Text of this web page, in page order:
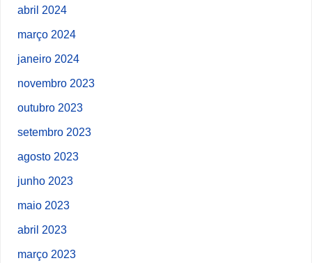
abril 2024
março 2024
janeiro 2024
novembro 2023
outubro 2023
setembro 2023
agosto 2023
junho 2023
maio 2023
abril 2023
março 2023